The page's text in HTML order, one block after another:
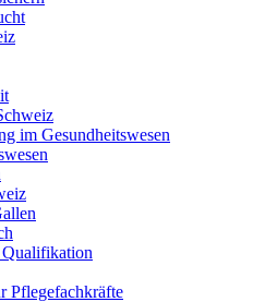
im Gesundheitswesen
Qualifikation
Pflegefachkräfte